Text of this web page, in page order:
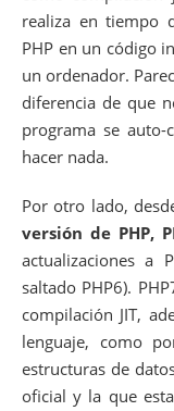
realiza en tiempo
PHP en un código
un ordenador.
diferencia de que
programa se
hacer nada.
Por otro lado,
versión de PHP,
actualizaciones a
saltado PHP6).
compilación JIT,
lenguaje, como
estructuras de
oficial y la que